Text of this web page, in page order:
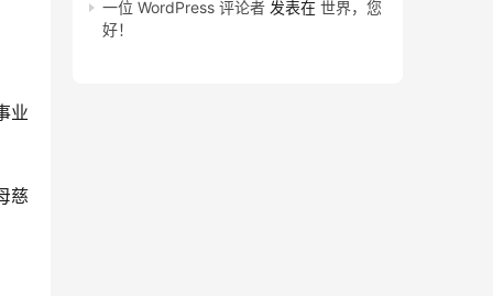
业
慈
一位 WordPress 评论者 发表在 世界，您
好！